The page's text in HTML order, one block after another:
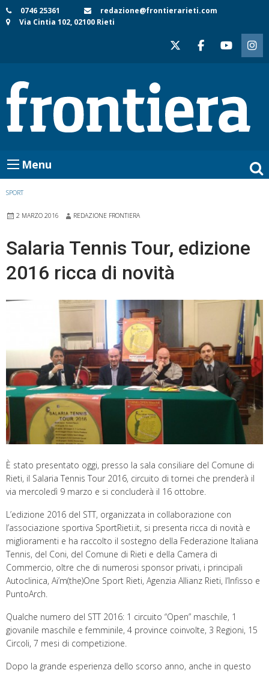
Skip
to
0746 25361
redazione@frontierarieti.com
Via Cintia 102, 02100 Rieti
Menu
SPORT
2 MARZO 2016 REDAZIONE FRONTIERA
Salaria Tennis Tour, edizione
2016 ricca di novità
È stato presentato oggi, presso la sala consiliare del Comune di
Rieti, il Salaria Tennis Tour 2016, circuito di tornei che prenderà il
via mercoledì 9 marzo e si concluderà il 16 ottobre.
L’edizione 2016 del STT, organizzata in collaborazione con
l’associazione sportiva SportRieti.it, si presenta ricca di novità e
miglioramenti e ha raccolto il sostegno della Federazione Italiana
Tennis, del Coni, del Comune di Rieti e della Camera di
Commercio, oltre che di numerosi sponsor privati, i principali
Autoclinica, Ai’m(the)One Sport Rieti, Agenzia Allianz Rieti, l’Infisso e
PuntoArch.
Qualche numero del STT 2016: 1 circuito “Open” maschile, 1
giovanile maschile e femminile, 4 province coinvolte, 3 Regioni, 15
Circoli, 7 mesi di competizione.
Dopo la grande esperienza dello scorso anno, anche in questo